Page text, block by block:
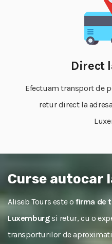
Direct
Efectuam transport de
retur direct la
Curse autocar
Aliseb Tours este o firma de
Luxemburgsi retur, cu o
transporturilor de